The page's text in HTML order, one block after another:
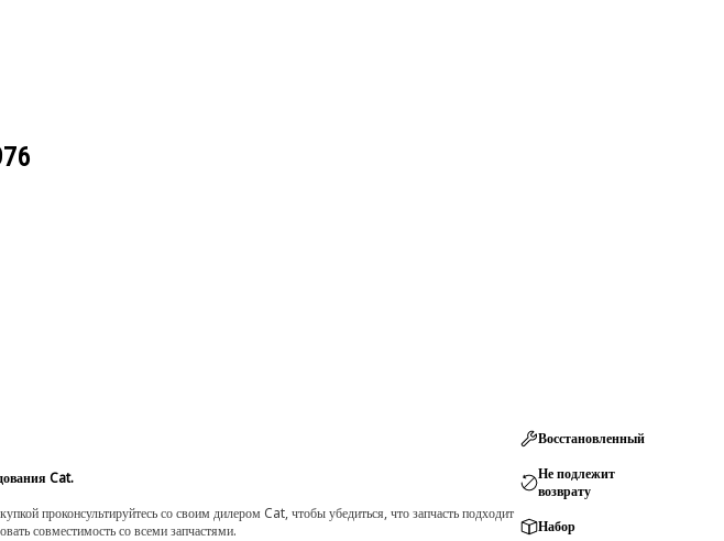
Cat.
проконсультируйтесь со своим дилером Cat, чтобы убедиться, что запчасть подходит
совместимость со всеми запчастями.
Восстановленный
Не подлежит
возврату
Набор